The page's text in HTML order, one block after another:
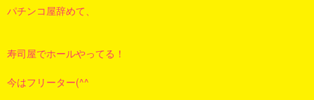
パチンコ屋辞めて、
寿司屋でホールやってる！
今はフリーター(^^ゞ